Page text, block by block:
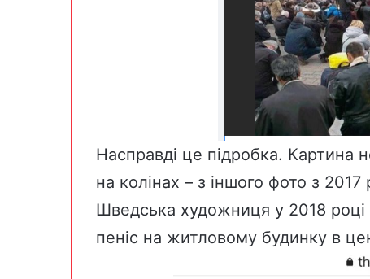
Насправді це підробка. Картина
на колінах – з іншого фото з 2017
Шведська художниця у 2018 році
пеніс на житловому будинку в